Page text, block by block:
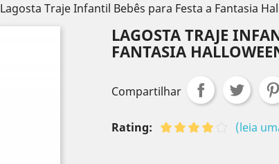
Lagosta Traje Infantil Bebês para Festa a Fantasia
LAGOSTA TRAJE
FANTASIA
Compartilhar
Rating: (leia